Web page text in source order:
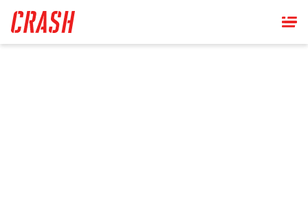
main
content